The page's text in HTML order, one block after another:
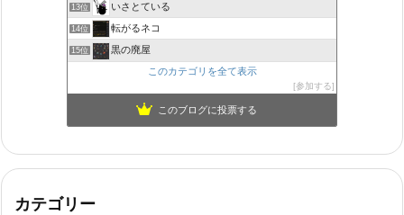
13位 いさとている
14位 転がるネコ
15位
黒の廃屋
このカテゴリを全て表示
参加する
このブログに投票する
カテゴリー